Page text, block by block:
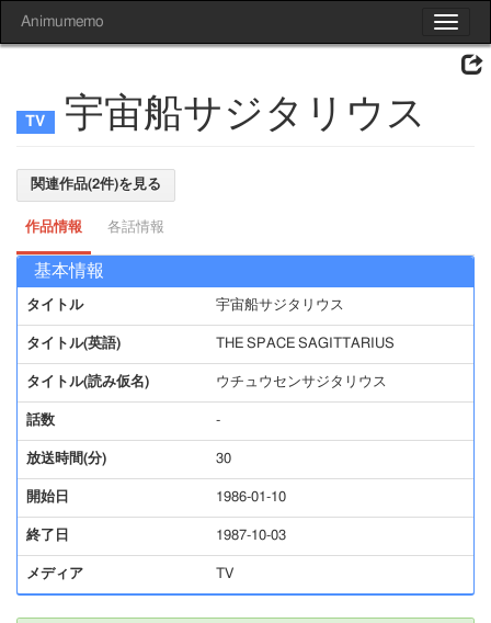
Toggle
Animumemo
宇宙船サジタリウス
関連作品(2件)を見る
作品情報 各話情報
基本情報
タイトル 宇宙船サジタリウス
タイトル(英語) THE SPACE SAGITTARIUS
タイトル(読み仮名) ウチュウセンサジタリウス
話数 -
放送時間(分) 30
開始日 1986-01-10
終了日 1987-10-03
メディア TV